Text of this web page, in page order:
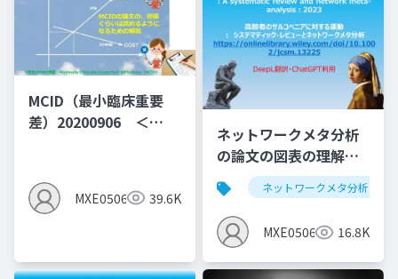
MCID（最小臨床重要
差）20200906 ＜
明となっている＞
MXE05064 39.6K
ネットワークメタ分析
の論文の図表の理解し
よう第1弾：サルコペニ
アと運動のNMA
ネットワークメタ分析
MXE05064 16.8K